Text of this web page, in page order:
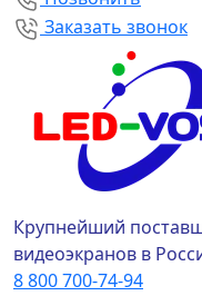
Заказать звонок
Крупнейший
видеоэкранов в
8 800 700-74-94